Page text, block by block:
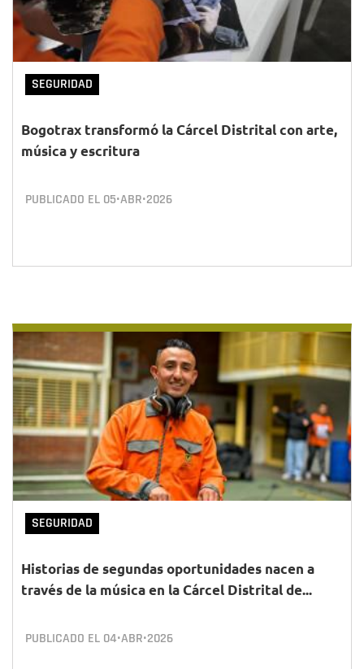
SEGURIDAD
Bogotrax transformó la Cárcel Distrital con arte,
música y escritura
PUBLICADO EL 05•ABR•2026
SEGURIDAD
Historias de segundas oportunidades nacen a
través de la música en la Cárcel Distrital de...
PUBLICADO EL 04•ABR•2026